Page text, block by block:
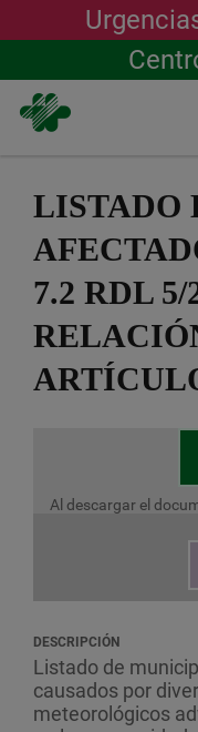
contenido
LISTADO
7.2 RDL 5/
Al descargar el
DESCRIPCIÓN
Listado de
causados por
meteorológicos